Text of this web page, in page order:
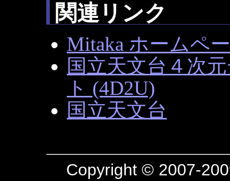
関連リンク
Mitaka ホームペ
国立天文台４次
ト (4D2U)
国立天文台
Copyright © 2007-